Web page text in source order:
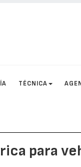
TÉCNICA
para